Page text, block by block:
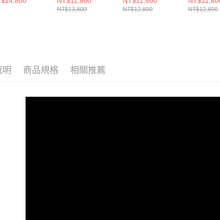
箱 26吋
行李箱 葡萄汁
NT$13,800
行李箱 橄欖綠
NT$12,800
行李箱 經
NT$12,800
明 商品規格 相關推薦